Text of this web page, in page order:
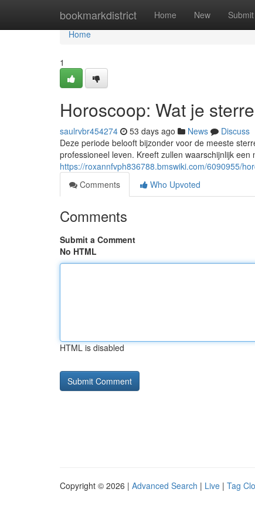
bookmarkdistrict Home New Submit
Home
Home
1
Horoscoop: Wat je
saulrvbr454274 53 days ago News
Discuss
Deze periode belooft bijzonder voor de meeste
professioneel leven. Kreeft zullen waarschijnlijk een
https://roxannfvph836788.bmswiki.com/6090955/
Comments
Who Upvoted
Comments
Submit a Comment
No HTML
HTML is disabled
Copyright © 2026 | Advanced Search | Live | Tag